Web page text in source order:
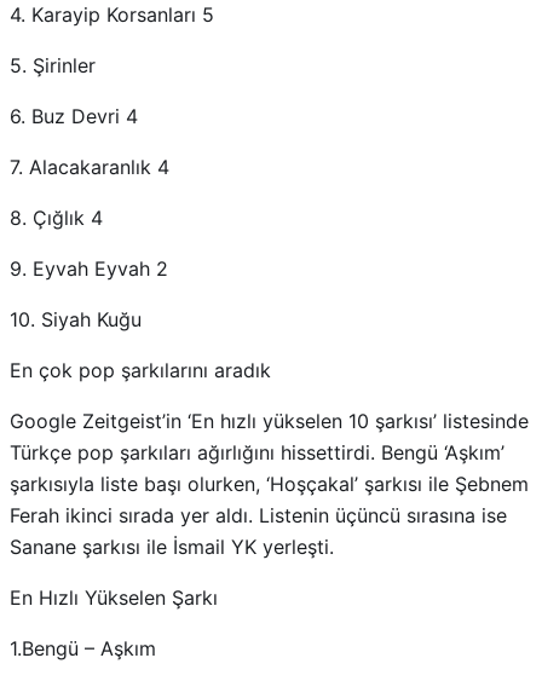
4. Karayip Korsanları 5
5. Şirinler
6. Buz Devri 4
7. Alacakaranlık 4
8. Çığlık 4
9. Eyvah Eyvah 2
10. Siyah Kuğu
En çok pop şarkılarını aradık
Google Zeitgeist’in ‘En hızlı yükselen 10 şarkısı’ listesinde
Türkçe pop şarkıları ağırlığını hissettirdi. Bengü ‘Aşkım’
şarkısıyla liste başı olurken, ‘Hoşçakal’ şarkısı ile Şebnem
Ferah ikinci sırada yer aldı. Listenin üçüncü sırasına ise
Sanane şarkısı ile İsmail YK yerleşti.
En Hızlı Yükselen Şarkı
1.Bengü – Aşkım